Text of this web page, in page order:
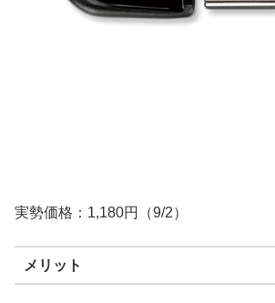
実勢価格：1,180円（9/2）
メリット